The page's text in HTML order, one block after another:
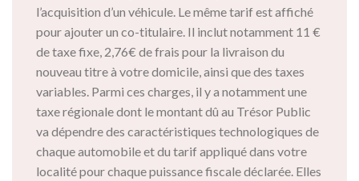
l’acquisition d’un véhicule. Le même tarif est affiché
pour ajouter un co-titulaire. Il inclut notamment 11 €
de taxe fixe, 2,76€ de frais pour la livraison du
nouveau titre à votre domicile, ainsi que des taxes
variables. Parmi ces charges, il y a notamment une
taxe régionale dont le montant dû au Trésor Public
va dépendre des caractéristiques technologiques de
chaque automobile et du tarif appliqué dans votre
localité pour chaque puissance fiscale déclarée. Elles